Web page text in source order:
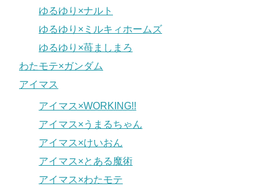
ゆるゆり×ナルト
ゆるゆり×ミルキィホームズ
ゆるゆり×苺ましまろ
わたモテ×ガンダム
アイマス
アイマス×WORKING!!
アイマス×うまるちゃん
アイマス×けいおん
アイマス×とある魔術
アイマス×わたモテ